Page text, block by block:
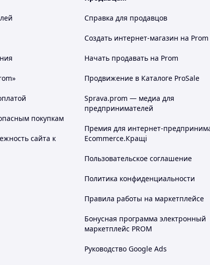
покупкам
сайта к
Справка для продавцов
Создать интернет-магазин на Prom
Начать продавать на Prom
Продвижение в Каталоге ProSale
Sprava.prom — медиа для
предпринимателей
Премия для интернет-
Ecommerce.Кращі
Пользовательское соглашение
Политика конфиденциальности
Правила работы на маркетплейсе
Бонусная программа электронный
маркетплейс PROM
Руководство Google Ads